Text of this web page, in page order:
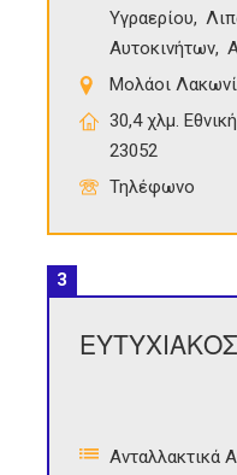
Υγραερίου
Αυτοκινήτων
Μολάοι
30,4 χλμ.
23052
Τηλέφωνο
3
Ανταλλακτικά